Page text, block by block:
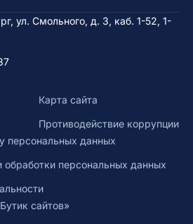
ул. Смольного, д. 3, каб. 1-52, 1-
Карта сайта
Противодействие коррупции
персональных данных
обработки персональных данных
сайтов»